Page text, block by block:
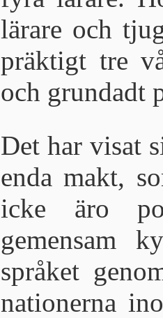
lärare och
präktigt tre
och grundadt
Det har visat
enda makt,
icke äro
gemensam
språket
nationerna